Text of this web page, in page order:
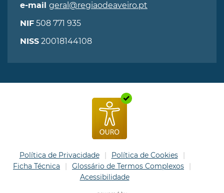
e-mail geral@regiaodeaveiro.pt
NIF 508 771 935
NISS 20018144108
Política de Privacidade
Política de Cookies
Ficha Técnica
Glossário de Termos Complexos
Acessibilidade